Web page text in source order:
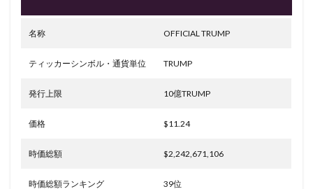
名称 OFFICIAL TRUMP
ティッカーシンボル・通貨単位 TRUMP
発行上限 10億TRUMP
価格 $11.24
時価総額 $2,242,671,106
時価総額ランキング 39位